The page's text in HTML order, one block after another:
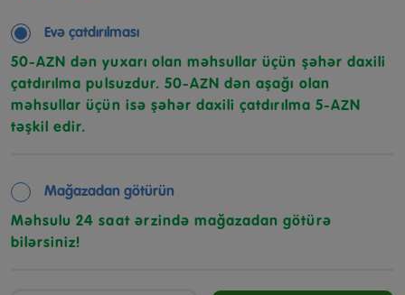
Evə çatdırılması
50-AZN dən yuxarı olan məhsullar üçün şəhər daxili
çatdırılma pulsuzdur. 50-AZN dən aşağı olan
məhsullar üçün isə şəhər daxili çatdırılma 5-AZN
təşkil edir.
Mağazadan götürün
Məhsulu 24 saat ərzində mağazadan götürə
bilərsiniz!